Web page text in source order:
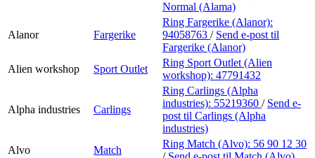
Normal (Alama)
Alanor Fargerike
Ring Fargerike (Alanor):
94058763 / Send e-post til
Fargerike (Alanor)
Alien workshop
Sport Outlet
Ring Sport Outlet (Alien
workshop): 47791432
Alpha industries Carlings
Ring Carlings (Alpha
industries): 55219360 / Send e-
post til Carlings (Alpha
industries)
Alvo
Match
Ring Match (Alvo): 56 90 12 30